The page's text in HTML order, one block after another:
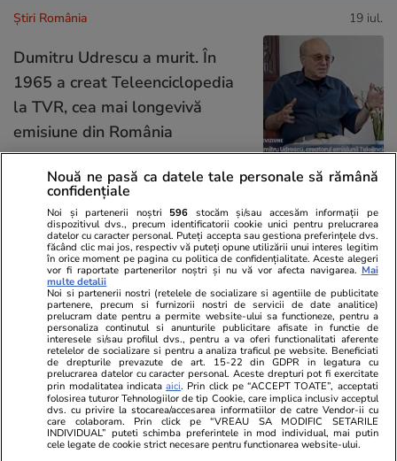
Știri România 19 iul.
Dumitru Udrescu a murit. În
1965 a creat Teleenciclopedia
la TVR, cea mai longevivă
emisiune din România
Știri România
Recomandările pentru
populație în timpul codului roșu
de furtuni, vijelii și grindină. Ce
sunt sfătuiți oamenii să facă:
„Închideți toate ferestrele”
Știri România 19 iul.
Ținte aeriene detectate lângă
granița cu Ucraina. A fost emis
Nouă ne pasă ca datele tale personale să rămână
confidențiale
Noi și partenerii noștri 596 stocăm și/sau accesăm informații pe
dispozitivul dvs., precum identificatorii cookie unici pentru prelucrarea
datelor cu caracter personal. Puteți accepta sau gestiona preferințele dvs.
făcând clic mai jos, respectiv vă puteți opune utilizării unui interes legitim
în orice moment pe pagina cu politica de confidențialitate. Aceste alegeri
vor fi raportate partenerilor noștri și nu vă vor afecta navigarea. Mai
multe detalii
Noi si partenerii nostri (retelele de socializare si agentiile de publicitate
partenere, precum si furnizorii nostri de servicii de date analitice)
prelucram date pentru a permite website-ului sa functioneze, pentru a
personaliza continutul si anunturile publicitare afisate in functie de
interesele si/sau profilul dvs., pentru a va oferi functionalitati aferente
retelelor de socializare si pentru a analiza traficul pe website. Beneficiati
de drepturile prevazute de art. 15-22 din GDPR in legatura cu
prelucrarea datelor cu caracter personal. Aceste drepturi pot fi exercitate
prin modalitatea indicataaici. Prin click pe “ACCEPT TOATE”, acceptati
folosirea tuturor Tehnologiilor de tip Cookie, care implica inclusiv acceptul
dvs. cu privire la stocarea/accesarea informatiilor de catre Vendor-ii cu
care colaboram. Prin click pe “VREAU SA MODIFIC SETARILE
INDIVIDUAL” puteti schimba preferintele in mod individual, mai putin
cele legate de cookie strict necesare pentru functionarea website-ului.